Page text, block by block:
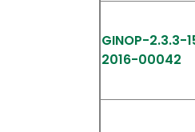
GINOP-2.3.3-
2016-00042